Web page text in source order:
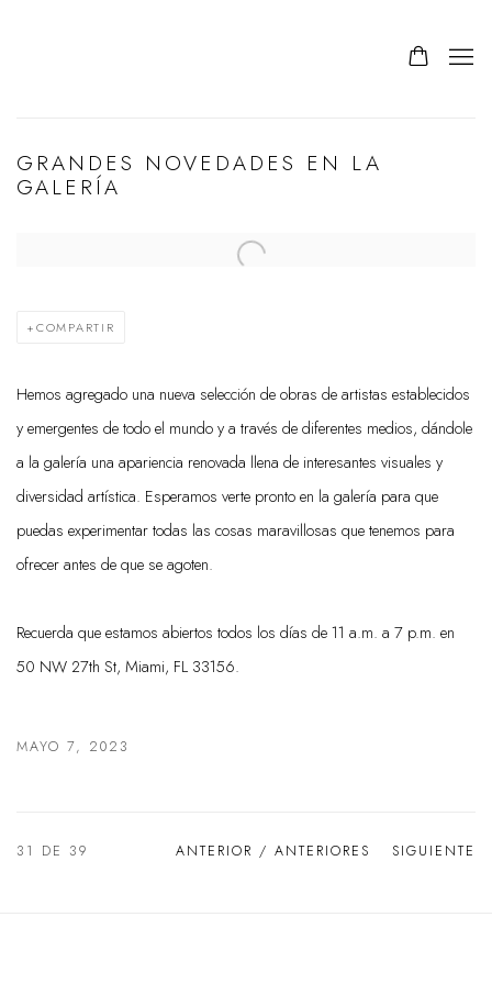
GRANDES NOVEDADES EN LA
GALERÍA
Open a larger version of the following image in a popup:
COMPARTIR
Hemos agregado una nueva selección de obras de artistas establecidos
y emergentes de todo el mundo y a través de diferentes medios, dándole
a la galería una apariencia renovada llena de interesantes visuales y
diversidad artística. Esperamos verte pronto en la galería para que
puedas experimentar todas las cosas maravillosas que tenemos para
ofrecer antes de que se agoten.
Recuerda que estamos abiertos todos los días de 11 a.m. a 7 p.m. en
50 NW 27th St, Miami, FL 33156.
MAYO 7, 2023
ANTERIOR / ANTERIORES SIGUIENTE
31 DE 39